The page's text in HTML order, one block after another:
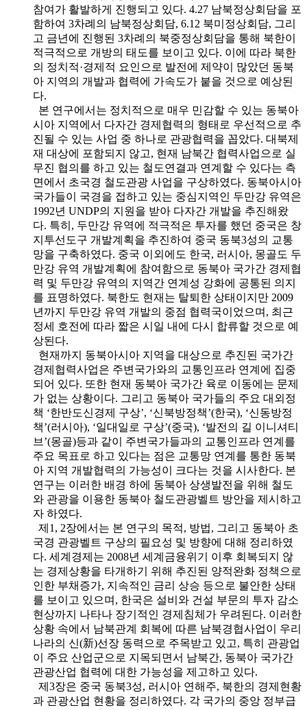
참여가 활발하게 진행되고 있다. 4.27 남북정상회담을 포
함하여 3차례의 남북정상회담, 6.12 북미정상회담, 그리
고 금년에 진행된 3차례의 북중정상회담을 통해 북한이
적극적으로 개방의 태도를 보이고 있다. 이에 따라 북한
의 정치적·경제적 요인으로 발전에 제약이 많았던 동북
아 지역의 개발과 협력에 가속도가 붙을 것으로 예상된
다.
본 연구에서는 정치적으로 매우 민감할 수 있는 동북아
시아 지역에서 다자간 경제협력의 형태로 우선적으로 추
진될 수 있는 사업 중 하나로 관광협력을 꼽았다. 대북제
재 대상에 포함되지 않고, 현재 남북간 협력사업으로 실
무진 협의를 하고 있는 철도연결과 연계할 수 있다는 측
면에서 초국경 철도관광 사업을 구상하였다. 동북아시아
국가들이 국경을 접하고 있는 중심지역인 두만강 유역은
1992년 UNDP의 지원을 받아 다자간 개발을 추진해왔
다. 특히, 두만강 유역에 적극적은 투자를 했던 중국은 창
지투선도구 개발계획을 추진하여 중국 동북3성의 교통
망을 구축하였다. 중국 이외에도 한국, 러시아, 몽골도 두
만강 유역 개발계획에 참여함으로 동북아 국가간 경제협
력 및 두만강 유역의 지역간 연계성 강화에 공통된 의지
를 표명하였다. 북한도 현재는 탈퇴한 상태이지만 2009
년까지 두만강 유역 개발의 중점 협력국이었으며, 최근
정세 호전에 따라 짧은 시일 내에 다시 합류할 것으로 예
상된다.
현재까지 동북아시아 지역을 대상으로 추진된 국가간
경제협력사업은 주변국가와의 교통인프라 연계에 집중
되어 있다. 또한 현재 동북아 국가간 육로 이동에는 문제
가 없는 상황이다. 그리고 동북아 국가들의 주요 대외정
책 ‘한반도신경제 구상’, ‘신북방정책’(한국), ‘신동방정
책’(러시아), ‘일대일로 구상’(중국), ‘발전의 길 이니셔티
브’(몽골)등과 같이 주변국가들과의 교통인프라 연계를
주요 목표로 하고 있다는 점은 교통망 연계를 통한 동북
아 지역 개발협력의 가능성이 크다는 것을 시사한다. 본
연구는 이러한 배경 하에 동북아 상생발전을 위해 철도
와 관광을 이용한 동북아 철도관광벨트 방안을 제시하고
자 하였다.
제1, 2장에서는 본 연구의 목적, 방법, 그리고 동북아 초
국경 관광벨트 구상의 필요성 및 방향에 대해 정리하였
다. 세계경제는 2008년 세계금융위기 이후 회복되지 않
는 경제상황을 타개하기 위해 추진된 양적완화 정책으로
인한 부채증가, 지속적인 금리 상승 등으로 불안한 상태
를 보이고 있으며, 한국은 설비와 건설 부문의 투자 감소
현상까지 나타나 장기적인 경제침체가 우려된다. 이러한
상황 속에서 남북관계 회복에 따른 남북경협사업이 우리
나라의 신(新)선장 동력으로 주목받고 있고, 특히 관광업
이 주요 산업군으로 지목되면서 남북간, 동북아 국가간
관광산업 협력에 대한 가능성을 제고하고 있다.
제3장은 중국 동북3성, 러시아 연해주, 북한의 경제현황
과 관광산업 현황을 정리하였다. 각 국가의 중앙 정부급